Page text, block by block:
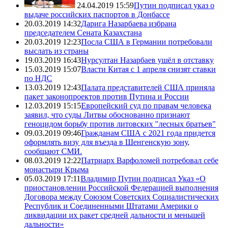
24.04.2019 15:59Путин подписал указ о
выдаче российских паспортов в Донбассе
20.03.2019 14:32Дарига Назарбаева избрана
председателем Сената Казахстана
20.03.2019 12:23Посла США в Германии потребовали
выслать из страны
19.03.2019 16:43Нурсултан Назарбаев ушёл в отставку
15.03.2019 15:07Власти Китая с 1 апреля снизят ставки
по НДС
13.03.2019 12:43Палата представителей США приняла
пакет законопроектов против Путина и России
12.03.2019 15:15Европейский суд по правам человека
заявил, что суды Литвы обоснованно признают
геноцидом борьбу против литовских "лесных братьев"
09.03.2019 09:46Гражданам США с 2021 года придется
оформлять визу для въезда в Шенгенскую зону,
сообщают СМИ.
08.03.2019 12:22Патриарх Варфоломей потребовал себе
монастыри Крыма
05.03.2019 17:11Владимир Путин подписал Указ «О
приостановлении Российской Федерацией выполнения
Договора между Союзом Советских Социалистических
Республик и Соединенными Штатами Америки о
ликвидации их ракет средней дальности и меньшей
дальности»